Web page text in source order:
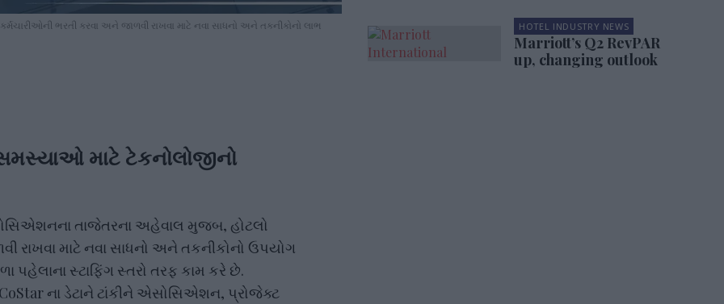
ભરતી કરવા અને જાળવી રાખવા માટે નવા સાધનો અને તકનીકોનો લાભ
માટે ટેકનોલોજીનો
તાજેતરના અહેવાલ મુજબ, હોટલો
રાખવા માટે નવા સાધનો અને તકનીકોનો ઉપયોગ
પહેલાના સ્ટાફિંગ સ્તરો તરફ કામ કરે છે.
ના ડેટાને ટાંકીને એસોસિએશન, પ્રોજેક્ટ
HOTEL INDUSTRY NEWS
Marriott’s Q2 RevPAR
up, changing outlook